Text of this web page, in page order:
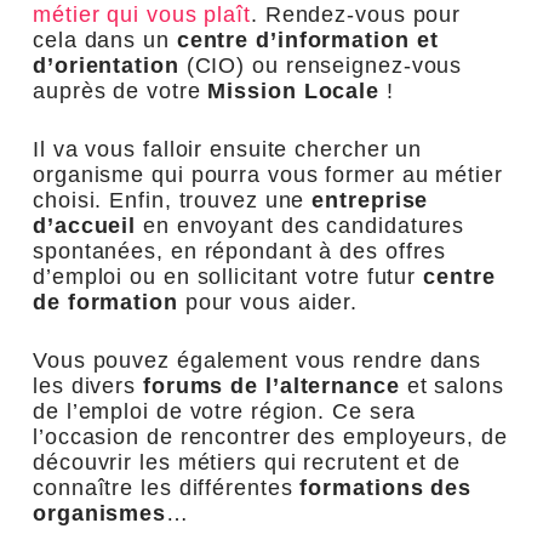
métier qui vous plaît. Rendez-vous pour
cela dans un centre d’information et
d’orientation (CIO) ou renseignez-vous
auprès de votre Mission Locale !
Il va vous falloir ensuite chercher un
organisme qui pourra vous former au métier
choisi. Enfin, trouvez uneentreprise
d’accueil en envoyant des candidatures
spontanées, en répondant à des offres
d’emploi ou en sollicitant votre futurcentre
de formation pour vous aider.
Vous pouvez également vous rendre dans
les divers forums de l’alternance et salons
de l’emploi de votre région. Ce sera
l’occasion de rencontrer des employeurs, de
découvrir les métiers qui recrutent et de
connaître les différentesformations des
organismes…